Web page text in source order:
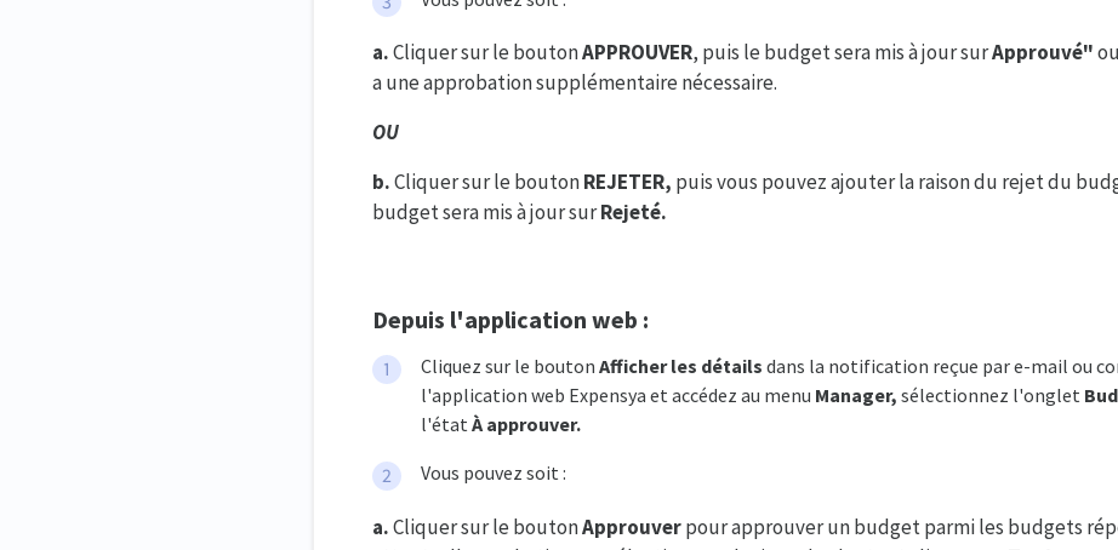
a.Cliquer sur le boutonAPPROUVER, puis le budget sera mis à jour surApprouvé"ou
a une approbation supplémentaire nécessaire.
OU
b.Cliquer sur le boutonREJETER, puis vous pouvez ajouter la raison du rejet du
budget sera mis à jour surRejeté.
Depuis l'application web :
Cliquez sur le bouton Afficher les détails dans la notification reçue par e-mail ou
l'application web Expensya et accédez au menu Manager, sélectionnez l'onglet
l'état À approuver.
Vous pouvez soit :
a.Cliquer sur le boutonApprouverpour approuver un budget parmi les budgets